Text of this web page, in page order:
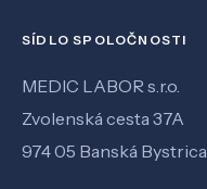
SÍDLO SPOLOČNOSTI
MEDIC LABOR s.r.o.
Zvolenská cesta 37A
974 05 Banská Bystrica